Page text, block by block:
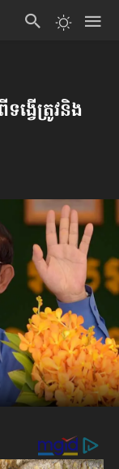
វើ​ត្រូវ​និង​